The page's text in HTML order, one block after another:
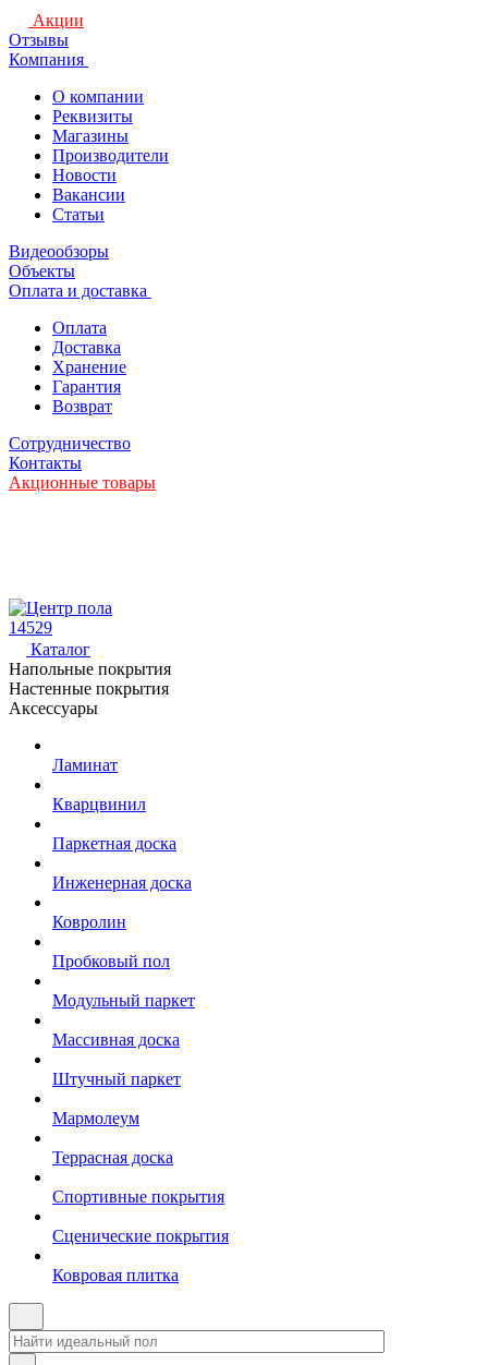
Акции
Отзывы
Компания
О компании
Реквизиты
Магазины
Производители
Новости
Вакансии
Статьи
Видеообзоры
Объекты
Оплата и доставка
Оплата
Доставка
Хранение
Гарантия
Возврат
Сотрудничество
Контакты
Акционные товары
14529
Каталог
Напольные покрытия
Настенные покрытия
Аксессуары
Ламинат
Кварцвинил
Паркетная доска
Инженерная доска
Ковролин
Пробковый пол
Модульный паркет
Массивная доска
Штучный паркет
Мармолеум
Террасная доска
Спортивные покрытия
Сценические покрытия
Ковровая плитка